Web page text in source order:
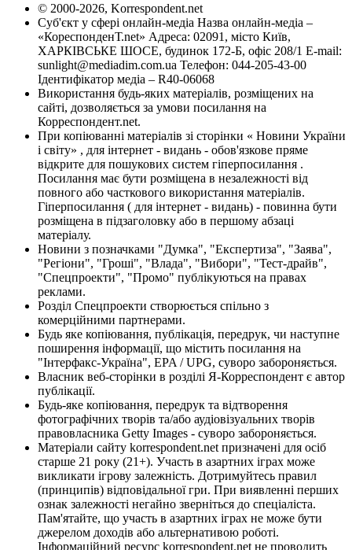
© 2000-2026, Korrespondent.net
Суб'єкт у сфері онлайн-медіа Назва онлайн-медіа –
«КореспонденТ.net» Адреса: 02091, місто Київ,
ХАРКІВСЬКЕ ШОСЕ, будинок 172-Б, офіс 208/1 E-mail:
sunlight@mediadim.com.ua Телефон: 044-205-43-00
Ідентифікатор медіа – R40-06068
Використання будь-яких матеріалів, розміщених на
сайті, дозволяється за умови посилання на
Корреспондент.net.
При копіюванні матеріалів зі сторінки « Новини України
і світу» , для інтернет - видань - обов'язкове пряме
відкрите для пошукових систем гіперпосилання .
Посилання має бути розміщена в незалежності від
повного або часткового використання матеріалів.
Гіперпосилання ( для інтернет - видань) - повинна бути
розміщена в підзаголовку або в першому абзаці
матеріалу.
Новини з позначками "Думка", "Експертиза", "Заява",
"Регіони", "Гроші", "Влада", "Вибори", "Тест-драйв",
"Спецпроекти", "Промо" публікуються на правах
реклами.
Розділ Спецпроекти створюється спільно з
комерційними партнерами.
Будь яке копіювання, публікація, передрук, чи наступне
поширення інформації, що містить посилання на
"Інтерфакс-Україна", EPA / UPG, суворо забороняється.
Власник веб-сторінки в розділі Я-Корреспондент є автор
публікації.
Будь-яке копіювання, передрук та відтворення
фотографічних творів та/або аудіовізуальних творів
правовласника Getty Images - суворо забороняється.
Матеріали сайту korrespondent.net призначені для осіб
старше 21 року (21+). Участь в азартних іграх може
викликати ігрову залежність. Дотримуйтесь правил
(принципів) відповідальної гри. При виявленні перших
ознак залежності негайно зверніться до спеціаліста.
Пам'ятайте, що участь в азартних іграх не може бути
джерелом доходів або альтернативою роботі.
Інформаційний ресурс korrespondent.net не проводить